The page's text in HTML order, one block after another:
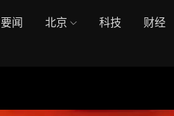
要闻 北京 科技 财经